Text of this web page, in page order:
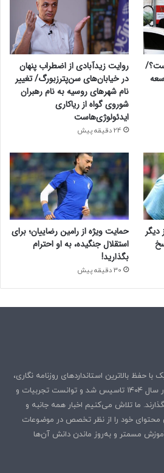
روایت زیدآبادی از اضطراب پنهان
در خیابان‌های سن‌پترزبورگ/ تغییر
نام شهرهای روسیه به نام رهبران
شوروی گواه از ریاکاری
ایدئولوژی‌هاست
24 دقیقه پیش
حمایت ویژه از رامین رضاییان؛ برای
استقلال جنگیده، به او احترام
بگذارید!
30 دقیقه پیش
حفظ بالاترین استانداردهای روزنامه نگاری،
تعهد اخلاقی، تولید محتوا و.. در سال ۱۴۰۴ تاسیس شد و توانست تجربیات و
ما تلاش می‌کنیم اخبار همه جانبه و
محتوای خود را از نظر تخصص در موضوعات
مسمتر و به‌روز ماندن دانش آن‌ها